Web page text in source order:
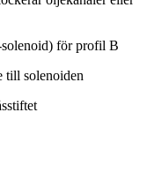
för profil B
till solenoiden